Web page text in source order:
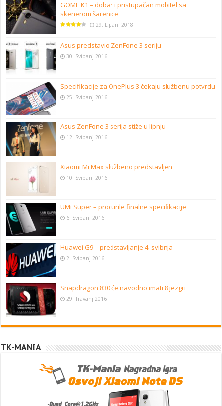
GOME K1 – dobar i pristupačan mobitel sa
skenerom šarenice
29. Lipanj 2018
Asus predstavio ZenFone 3 seriju
30. Svibanj 2016
Specifikacije za OnePlus 3 čekaju službenu potvrdu
25. Svibanj 2016
Asus ZenFone 3 serija stiže u lipnju
12. Svibanj 2016
Xiaomi Mi Max službeno predstavljen
10. Svibanj 2016
UMi Super – procurile finalne specifikacije
6. Svibanj 2016
Huawei G9 – predstavljanje 4. svibnja
2. Svibanj 2016
Snapdragon 830 će navodno imati 8 jezgri
29. Travanj 2016
TK-MANIA